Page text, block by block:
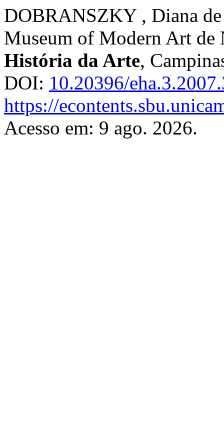
DOBRANSZKY , Diana
Museum of Modern Art
História da Arte,
DOI: 10.20396/
https://
Acesso em: 9 ago. 2026.